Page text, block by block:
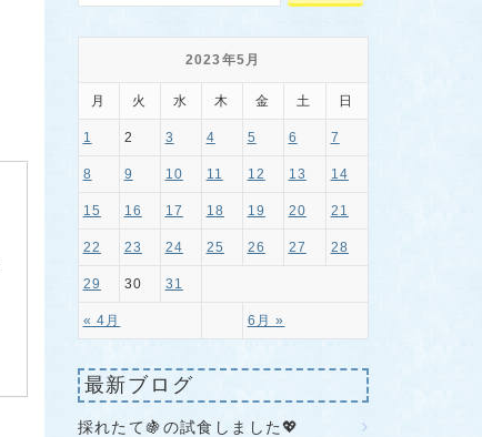
2023年5月
月 火 水 木 金 土 日
« 4月 6月 »
1 2 3 4 5 6 7
8 9 10 11 12 13 14
15 16 17 18 19 20 21
22 23 24 25 26 27 28
29 30 31
最新ブログ
採れたて🍇の試食しました💖